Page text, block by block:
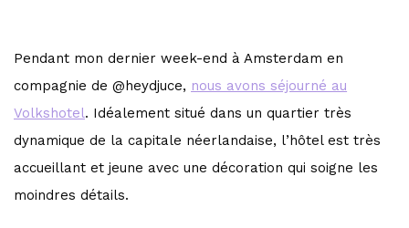
Pendant mon dernier week-end à Amsterdam en
compagnie de @heydjuce, nous avons séjourné au
Volkshotel. Idéalement situé dans un quartier très
dynamique de la capitale néerlandaise, l’hôtel est très
accueillant et jeune avec une décoration qui soigne les
moindres détails.